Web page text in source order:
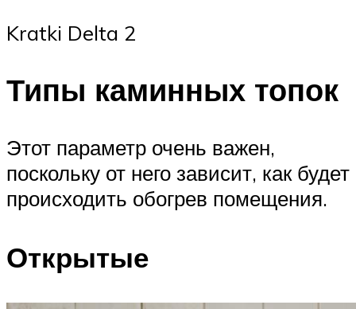
Kratki Delta 2
Типы каминных топок
Этот параметр очень важен,
поскольку от него зависит, как будет
происходить обогрев помещения.
Открытые